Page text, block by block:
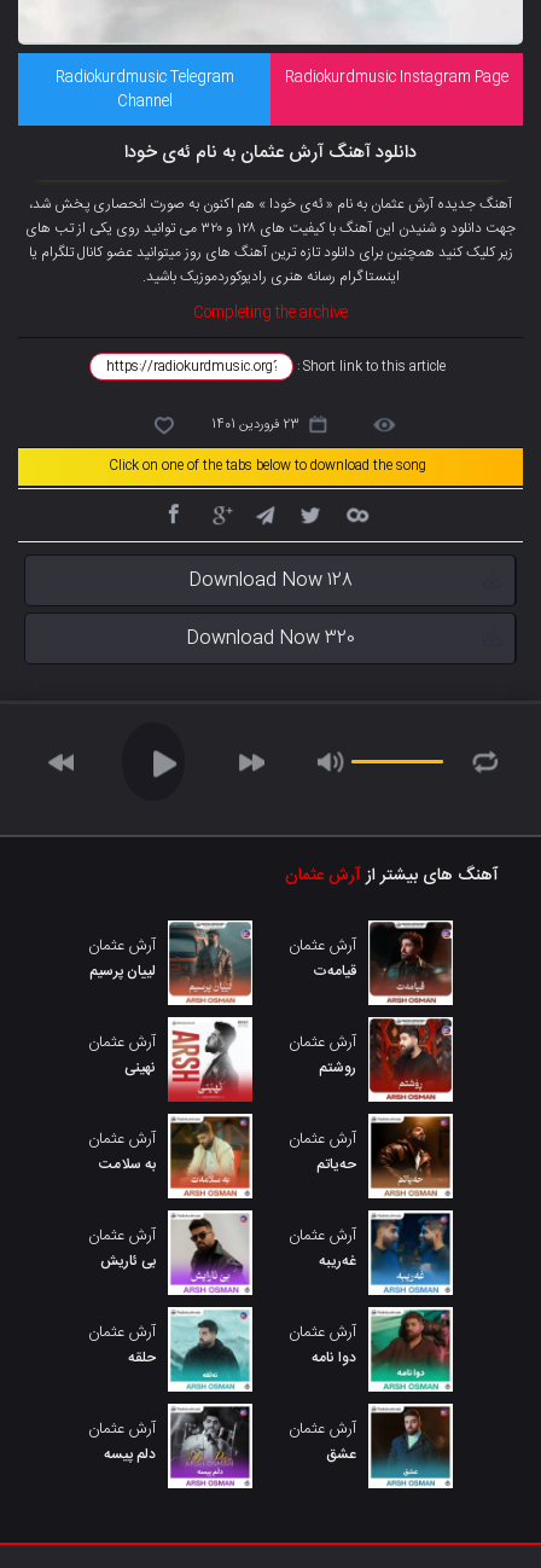
Radiokurdmusic Instagram Page
Radiokurdmusic Telegram
Channel
دانلود آهنگ آرش عثمان به نام ئەی خودا
آهنگ جدیده آرش عثمان به نام « ئەی خودا » هم اکنون به صورت انحصاری پخش شد،
جهت دانلود و شنیدن این آهنگ با کیفیت های ۱۲۸ و ۳۲۰ می توانید روی یکی از تب های
زیر کلیک کنید همچنین برای دانلود تازه ترین آهنگ های روز میتوانید عضو کانال تلگرام یا
اینستاگرام رسانه هنری رادیوکوردموزیک باشید.
Completing the archive
Short link to this article :
23 فروردین 1401
Click on one of the tabs below to download the song
Download Now 128
Download Now 320
آهنگ های بیشتر ازآرش عثمان
آرش عثمان
قیامەت
آرش عثمان
لییان پرسیم
آرش عثمان
روشتم
آرش عثمان
نهینی
آرش عثمان
حەیاتم
آرش عثمان
به سلامت
آرش عثمان
غەریبە
آرش عثمان
بی ئاریش
آرش عثمان
دوا نامه
آرش عثمان
حلقه
آرش عثمان
عشق
آرش عثمان
دلم پیسه